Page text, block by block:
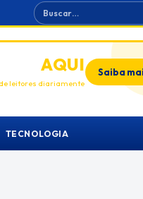
Buscar
AQUI
leitores diariamente
Saiba
TECNOLOGIA